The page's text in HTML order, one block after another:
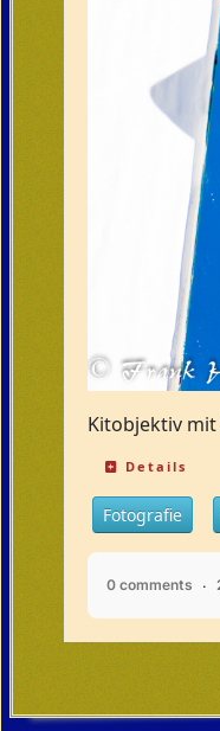
Kitobjektiv
Details
Fotografie
0 comments